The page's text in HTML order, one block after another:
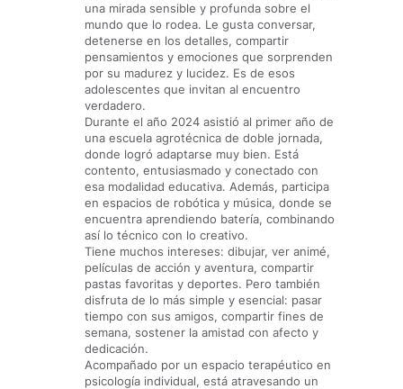
una mirada sensible y profunda sobre el
mundo que lo rodea. Le gusta conversar,
detenerse en los detalles, compartir
pensamientos y emociones que sorprenden
por su madurez y lucidez. Es de esos
adolescentes que invitan al encuentro
verdadero.
Durante el año 2024 asistió al primer año de
una escuela agrotécnica de doble jornada,
donde logró adaptarse muy bien. Está
contento, entusiasmado y conectado con
esa modalidad educativa. Además, participa
en espacios de robótica y música, donde se
encuentra aprendiendo batería, combinando
así lo técnico con lo creativo.
Tiene muchos intereses: dibujar, ver animé,
películas de acción y aventura, compartir
pastas favoritas y deportes. Pero también
disfruta de lo más simple y esencial: pasar
tiempo con sus amigos, compartir fines de
semana, sostener la amistad con afecto y
dedicación.
Acompañado por un espacio terapéutico en
psicología individual, está atravesando un